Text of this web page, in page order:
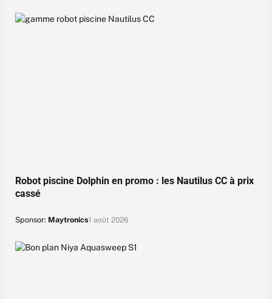
Robot piscine Dolphin en promo : les Nautilus CC à prix
cassé
Sponsor: Maytronics1 août 2026